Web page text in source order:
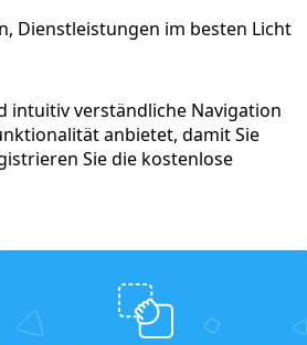
Dienstleistungen im besten Licht
intuitiv verständliche Navigation
anbietet, damit Sie
Sie die kostenlose